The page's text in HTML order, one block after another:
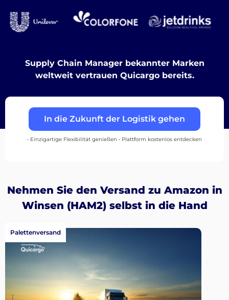
Einloggen
Registrieren
Supply Chain Manager bekannter Marken
weltweit vertrauen Quicargo bereits.
In die Zukunft der Logistik gehen
• Einzigartige Flexibilität genießen • Plattform kostenlos entdecken
Nehmen Sie den Versand zu Amazon in
Winsen (HAM2) selbst in die Hand
Palettenversand